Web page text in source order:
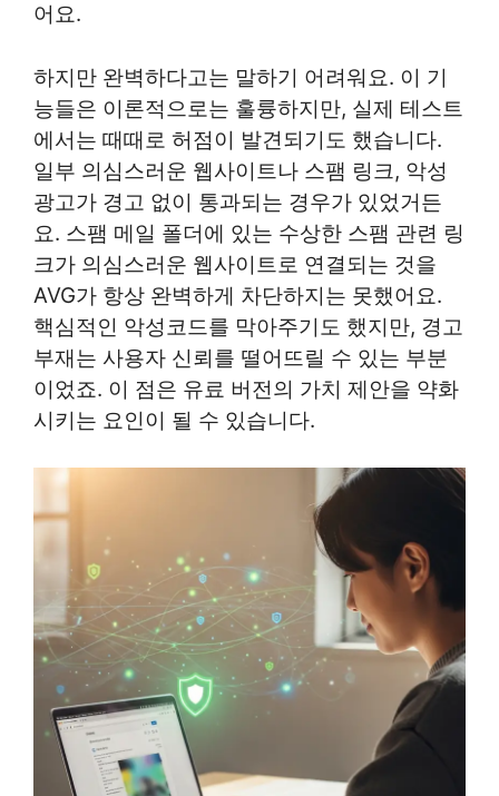
어요.
하지만 완벽하다고는 말하기 어려워요. 이 기
능들은 이론적으로는 훌륭하지만, 실제 테스트
에서는 때때로 허점이 발견되기도 했습니다.
일부 의심스러운 웹사이트나 스팸 링크, 악성
광고가 경고 없이 통과되는 경우가 있었거든
요. 스팸 메일 폴더에 있는 수상한 스팸 관련 링
크가 의심스러운 웹사이트로 연결되는 것을
AVG가 항상 완벽하게 차단하지는 못했어요.
핵심적인 악성코드를 막아주기도 했지만, 경고
부재는 사용자 신뢰를 떨어뜨릴 수 있는 부분
이었죠. 이 점은 유료 버전의 가치 제안을 약화
시키는 요인이 될 수 있습니다.